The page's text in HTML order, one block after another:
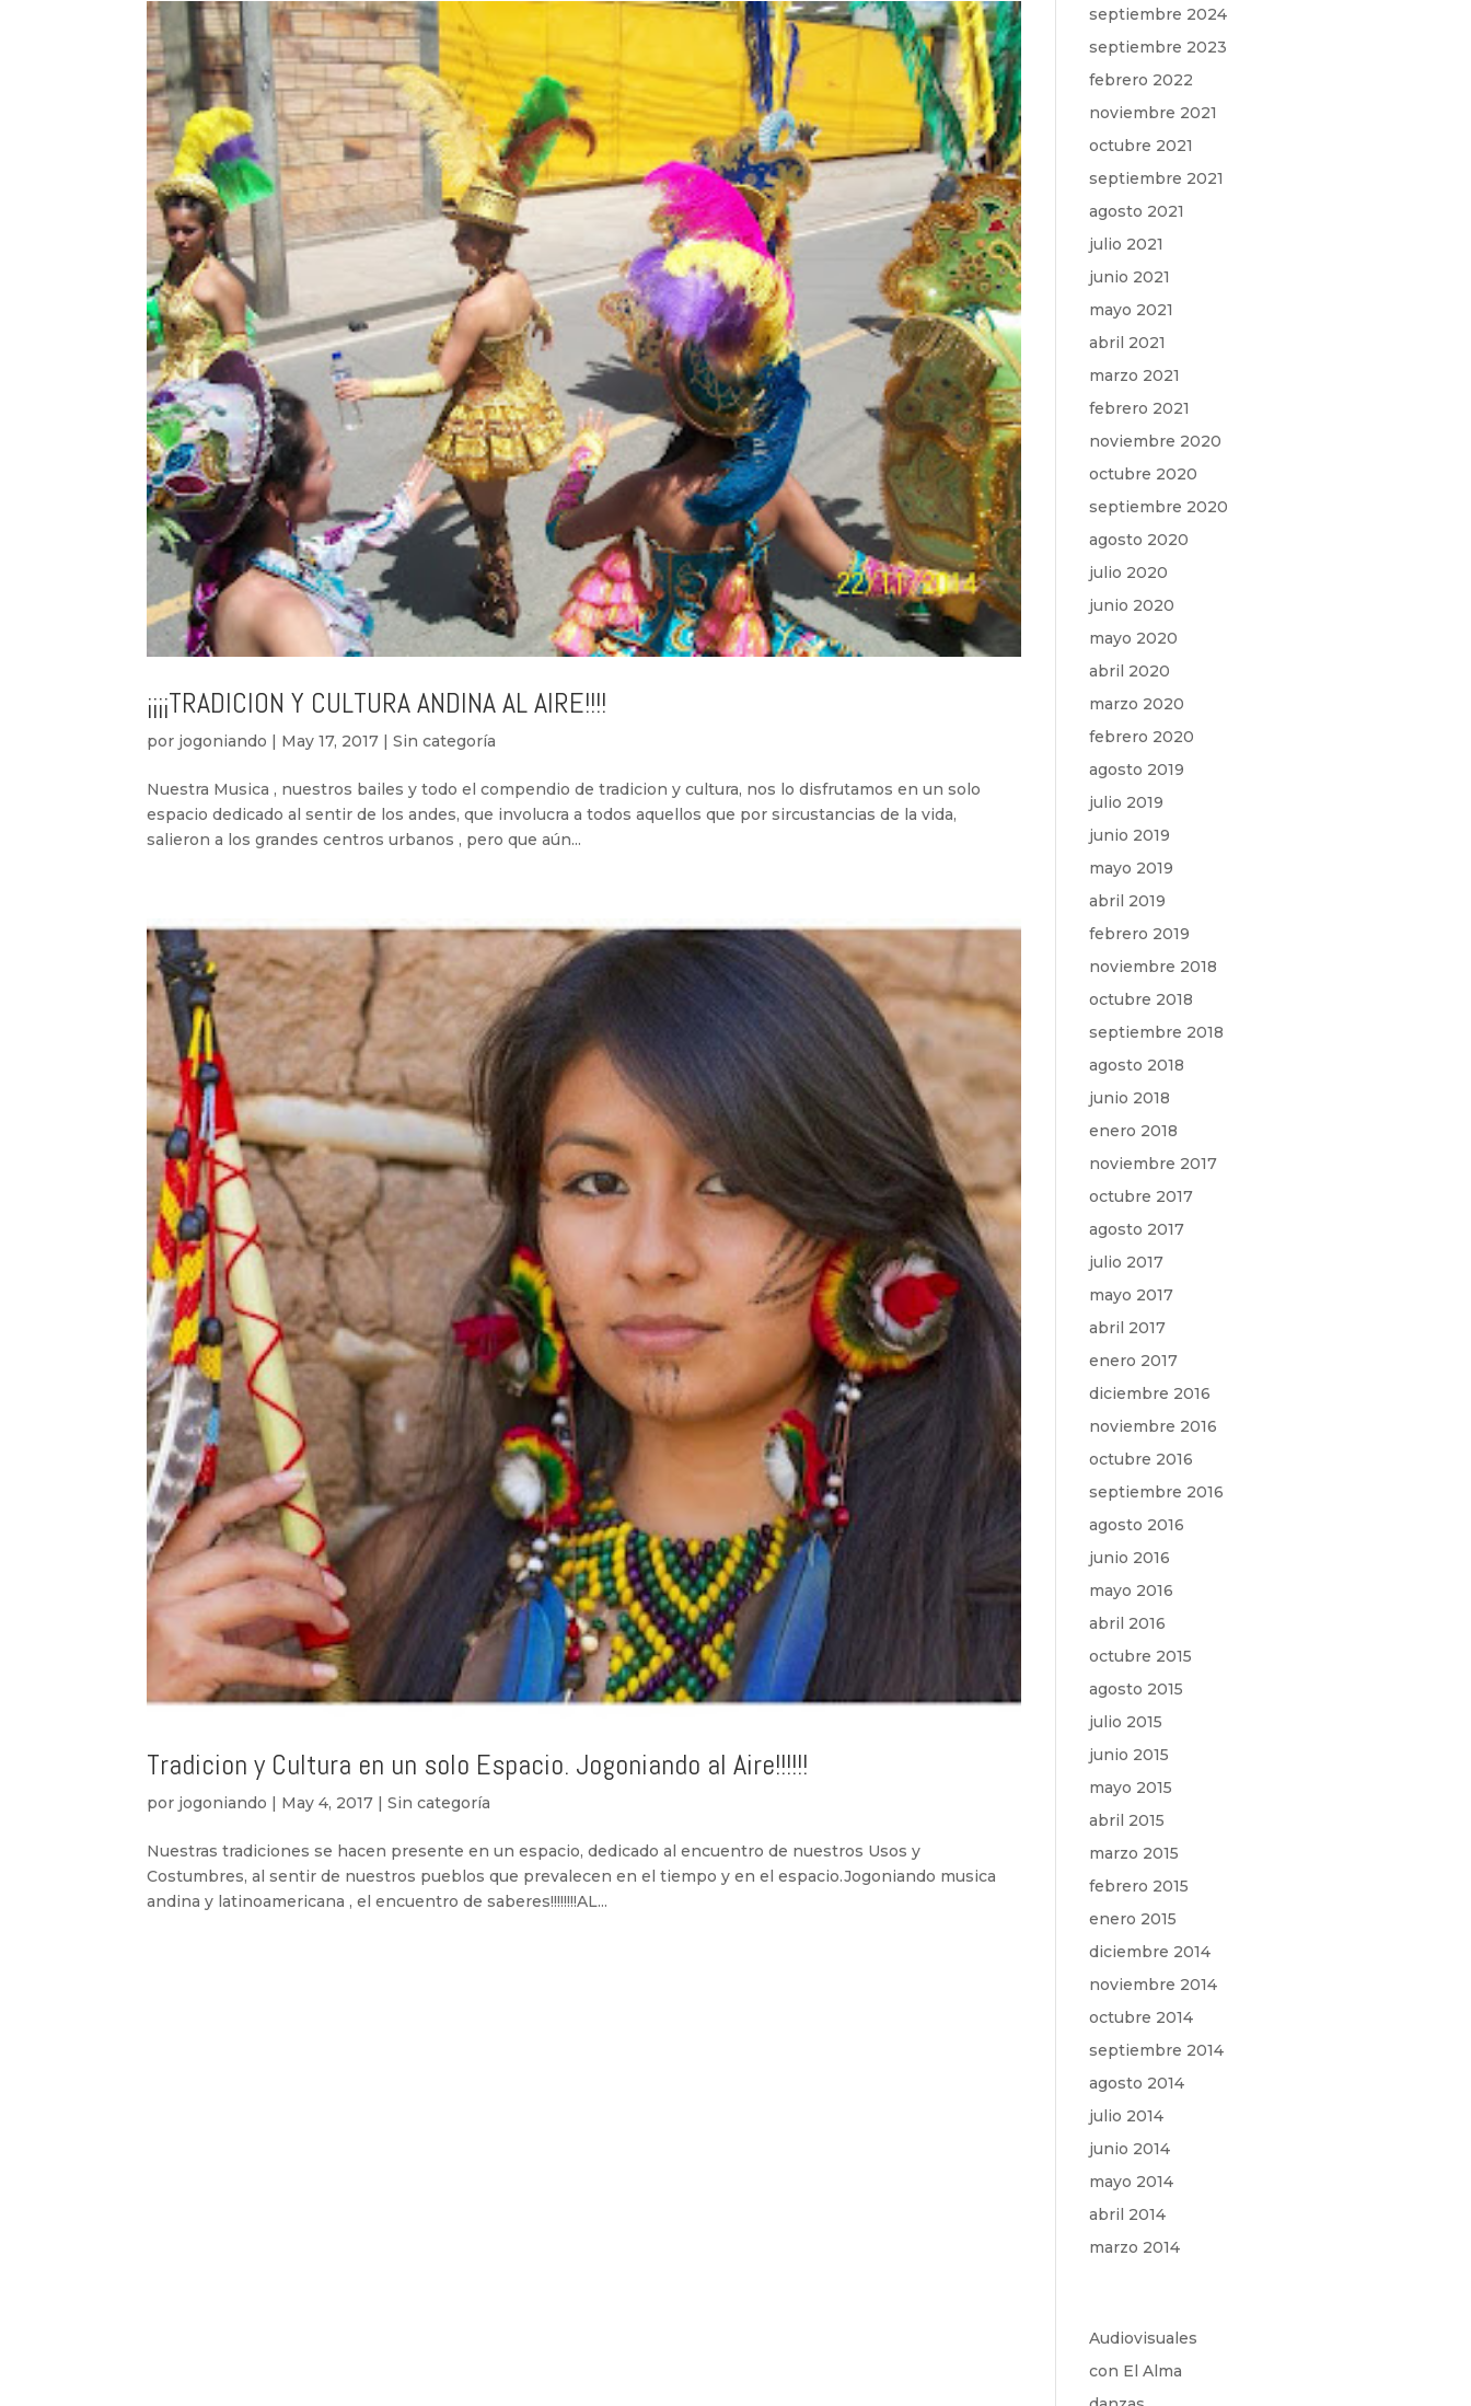
¡¡¡¡TRADICION Y CULTURA ANDINA AL AIRE!!!!
por jogoniando | May 17, 2017 |Sin categoría
Nuestra Musica , nuestros bailes y todo el compendio de tradicion y cultura, nos lo disfrutamos en un solo
espacio dedicado al sentir de los andes, que involucra a todos aquellos que por sircustancias de la vida,
salieron a los grandes centros urbanos , pero que aún...
Tradicion y Cultura en un solo Espacio. Jogoniando al Aire!!!!!!
por jogoniando | May 4, 2017 |Sin categoría
Nuestras tradiciones se hacen presente en un espacio, dedicado al encuentro de nuestros Usos y
Costumbres, al sentir de nuestros pueblos que prevalecen en el tiempo y en el espacio.Jogoniando musica
andina y latinoamericana , el encuentro de saberes!!!!!!!!AL...
septiembre 2024
septiembre 2023
febrero 2022
noviembre 2021
octubre 2021
septiembre 2021
agosto 2021
julio 2021
junio 2021
mayo 2021
abril 2021
marzo 2021
febrero 2021
noviembre 2020
octubre 2020
septiembre 2020
agosto 2020
julio 2020
junio 2020
mayo 2020
abril 2020
marzo 2020
febrero 2020
agosto 2019
julio 2019
junio 2019
mayo 2019
abril 2019
febrero 2019
noviembre 2018
octubre 2018
septiembre 2018
agosto 2018
junio 2018
enero 2018
noviembre 2017
octubre 2017
agosto 2017
julio 2017
mayo 2017
abril 2017
enero 2017
diciembre 2016
noviembre 2016
octubre 2016
septiembre 2016
agosto 2016
junio 2016
mayo 2016
abril 2016
octubre 2015
agosto 2015
julio 2015
junio 2015
mayo 2015
abril 2015
marzo 2015
febrero 2015
enero 2015
diciembre 2014
noviembre 2014
octubre 2014
septiembre 2014
agosto 2014
julio 2014
junio 2014
mayo 2014
abril 2014
marzo 2014
Audiovisuales
con El Alma